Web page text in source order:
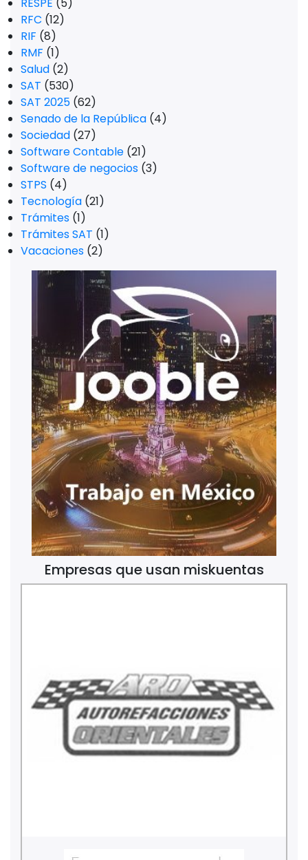
RFC (12)
RIF (8)
RMF (1)
Salud (2)
SAT (530)
SAT 2025 (62)
Senado de la República (4)
Sociedad (27)
Software Contable (21)
Software de negocios (3)
STPS (4)
Tecnología (21)
Trámites (1)
Trámites SAT (1)
Vacaciones (2)
Empresas que usan miskuentas